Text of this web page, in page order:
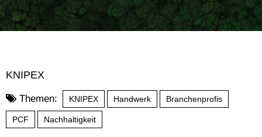
KNIPEX
Themen: KNIPEX Handwerk Branchenprofis
PCF Nachhaltigkeit